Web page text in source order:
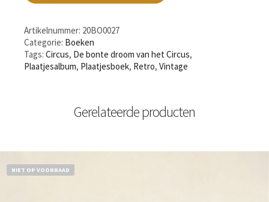
Artikelnummer: 20BO0027
Categorie: Boeken
Tags: Circus, De bonte droom van het Circus,
Plaatjesalbum, Plaatjesboek, Retro, Vintage
Gerelateerde producten
NIET OP VOORRAAD